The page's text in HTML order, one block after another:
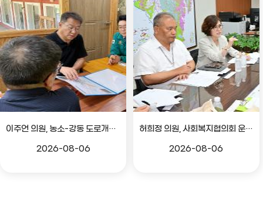
이주언 의원, 농소-강동 도로개설 민원 현장 점검
2026-08-06
허희정 의원, 사회복지협의회 운영 관련 간담회
2026-08-06